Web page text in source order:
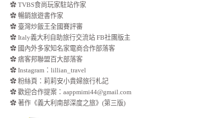
✿ TVBS食尚玩家駐站作家
✿ 暢銷旅遊書作家
✿ 臺灣炒飯王全國賽評審
✿ Italy義大利自助旅行交流站 FB社團版主
✿ 國內外多家知名家電商合作部落客
✿ 痞客邦聯盟百大部落客
✿ Instagram：lillian_travel
✿ 粉絲頁：莉莉安小貴婦旅行札記
✿ 歡迎合作提案： aappmimi44@gmail.com
✿ 著作《義大利南部深度之旅》(第三版)